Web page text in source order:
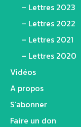
– Lettres 2023
– Lettres 2022
– Lettres 2021
– Lettres 2020
Vidéos
A propos
S’abonner
Faire un don